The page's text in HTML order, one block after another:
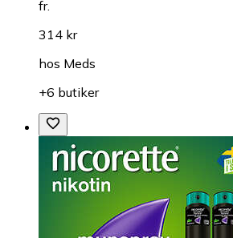
fr.
314 kr
hos Meds
+6 butiker